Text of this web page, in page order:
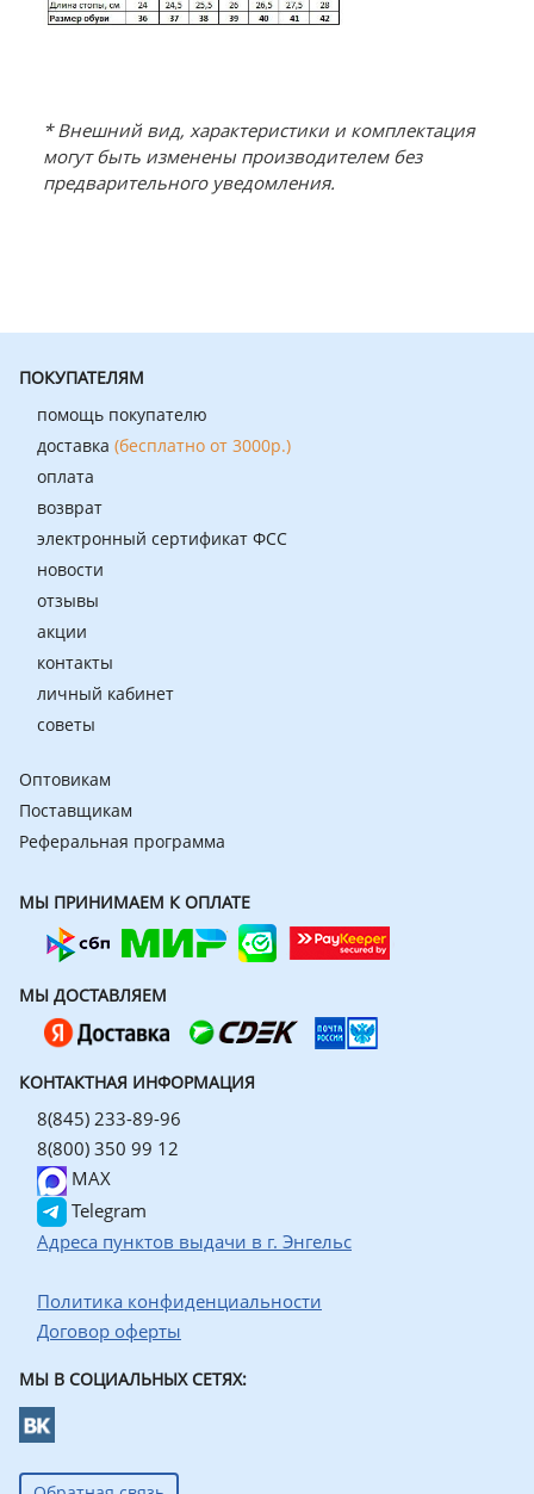
* Внешний вид, характеристики и комплектация
могут быть изменены производителем без
предварительного уведомления.
ПОКУПАТЕЛЯМ
помощь покупателю
доставка (бесплатно от 3000р.)
оплата
возврат
электронный сертификат ФСС
новости
отзывы
акции
контакты
личный кабинет
советы
Оптовикам
Поставщикам
Реферальная программа
МЫ ПРИНИМАЕМ К ОПЛАТЕ
МЫ ДОСТАВЛЯЕМ
КОНТАКТНАЯ ИНФОРМАЦИЯ
8(845) 233-89-96
8(800) 350 99 12
MAX
Telegram
Адреса пунктов выдачи в г. Энгельс
Политика конфиденциальности
Договор оферты
МЫ В СОЦИАЛЬНЫХ СЕТЯХ: